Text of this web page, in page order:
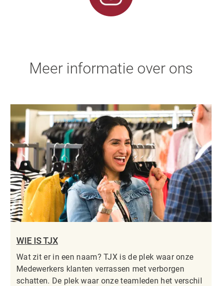
Meer informatie over ons
WIE IS TJX
Wat zit er in een naam? TJX is de plek waar onze
Medewerkers klanten verrassen met verborgen
schatten. De plek waar onze teamleden het verschil